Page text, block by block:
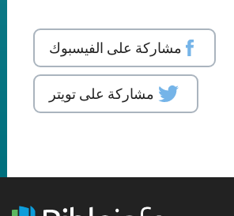
مشاركة على الفيسبوك
مشاركة على تويتر